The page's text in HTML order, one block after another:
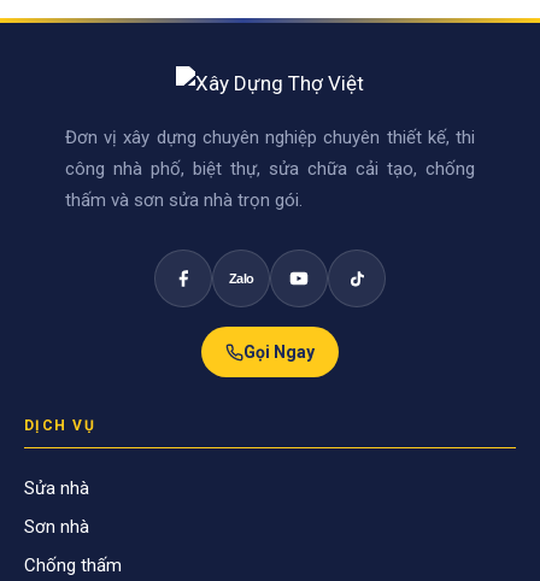
Đơn vị xây dựng chuyên nghiệp chuyên thiết kế, thi
công nhà phố, biệt thự, sửa chữa cải tạo, chống
thấm và sơn sửa nhà trọn gói.
Zalo
Gọi Ngay
DỊCH VỤ
Sửa nhà
Sơn nhà
Chống thấm